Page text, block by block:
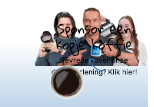
Sponsor een
kopje koffie
Tevreden over onze
dienstverlening? Klik hier!